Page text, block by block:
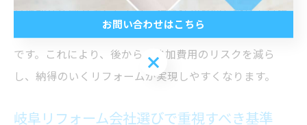
具体的な比較方法としては、複数社から同じ条件で見積
もりを取得し、内容を一覧表にまとめる方法がおすすめ
です。これにより、後からの追加費用のリスクを減ら
し、納得のいくリフォームが実現しやすくなります。
岐阜リフォーム会社選びで重視すべき基準
お問い合わせはこちら
お問い合わせはこちら